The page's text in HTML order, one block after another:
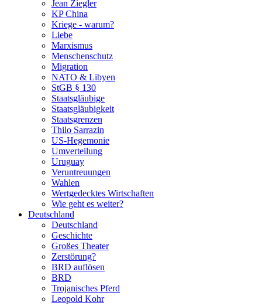
Jean Ziegler
KP China
Kriege - warum?
Liebe
Marxismus
Menschenschutz
Migration
NATO & Libyen
StGB § 130
Staatsgläubige
Staatsgläubigkeit
Staatsgrenzen
Thilo Sarrazin
US-Hegemonie
Umverteilung
Uruguay
Veruntreuungen
Wahlen
Wertgedecktes Wirtschaften
Wie geht es weiter?
Deutschland
Deutschland
Geschichte
Großes Theater
Zerstörung?
BRD auflösen
BRD
Trojanisches Pferd
Leopold Kohr